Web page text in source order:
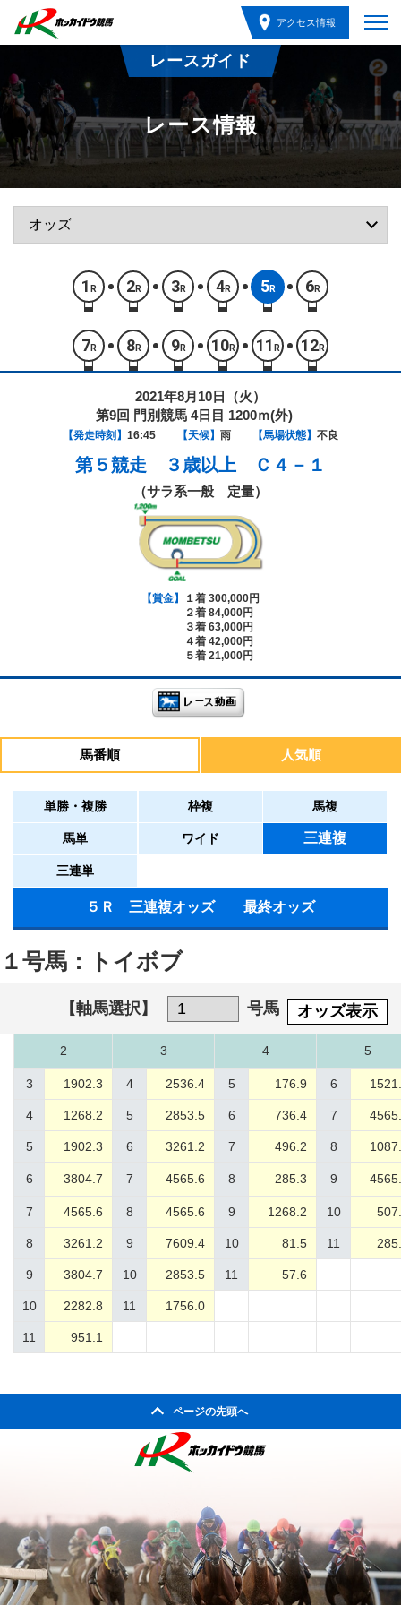
アクセス情報
レースガイド
レース情報
1 R 2R 3R 4R 5R 6R
7 R 8R 9R 10R 11 R 12R
2021年8月10日（火）
第9回 門別競馬 4日目 1200ｍ(外)
【発走時刻】 16:45 【天候】 雨 【馬場状態】 不良
第５競走 ３歳以上 Ｃ４－１
（サラ系一般 定量）
【賞金】
１着 300,000円
２着 84,000円
３着 63,000円
４着 42,000円
５着 21,000円
馬番順 人気順
単勝・複勝 枠複 馬複
馬単 ワイド 三連複
三連単
５Ｒ 三連複オッズ 最終オッズ
１号馬：トイボブ
【軸馬選択】 号馬 オッズ表示
2 3 4 5
3 1902.3 4 2536.4 5 176.9 6
4 1268.2 5 2853.5 6 736.4 7
5 1902.3 6 3261.2 7 496.2 8
6 3804.7 7 4565.6 8 285.3 9
7 4565.6 8 4565.6 9 1268.2 10
8 3261.2 9 7609.4 10 81.5 11
9 3804.7 10 2853.5 11 57.6
10 2282.8 11 1756.0
11 951.1
ページの先頭へ